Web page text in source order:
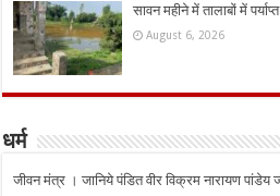
सावन महीने में तालाबों में
August 6, 2026
धर्म
जीवन मंत्र । जानिये पंडित वीर विक्रम नारायण